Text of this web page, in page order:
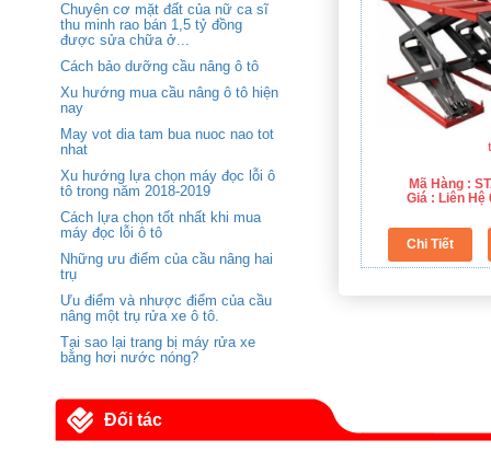
Chuyên cơ mặt đất của nữ ca sĩ
thu minh rao bán 1,5 tỷ đồng
được sửa chữa ở...
Cách bảo dưỡng cầu nâng ô tô
Xu hướng mua cầu nâng ô tô hiện
nay
May vot dia tam bua nuoc nao tot
nhat
Xu hướng lựa chọn máy đọc lỗi ô
tô trong năm 2018-2019
Cách lựa chọn tốt nhất khi mua
máy đọc lỗi ô tô
Những ưu điểm của cầu nâng hai
trụ
Ưu điểm và nhược điểm của cầu
nâng một trụ rửa xe ô tô.
Tại sao lại trang bị máy rửa xe
bằng hơi nước nóng?
Mã Hàng :
Giá : Liên Hệ
Đối tác